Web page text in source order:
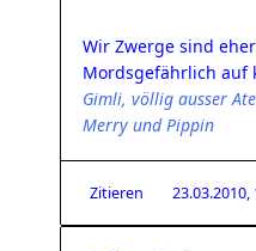
Wir Zwerge sind
Mordsgefährlich auf
Gimli, völlig ausser
Merry und Pippin
Zitieren 23.03.2010,